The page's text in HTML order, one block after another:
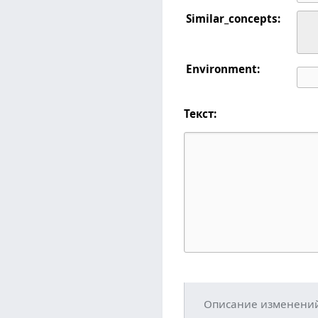
Similar_concepts:
Environment:
Текст:
Описание